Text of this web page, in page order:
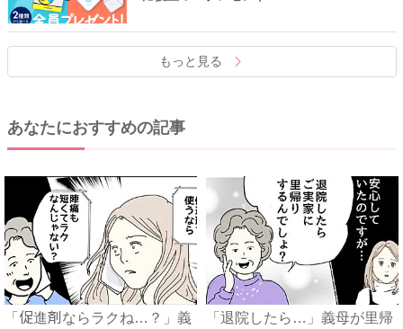
もっと見る
あなたにおすすめの記事
「促進剤ならラクね…？」義
「退院したら…」義母が里帰